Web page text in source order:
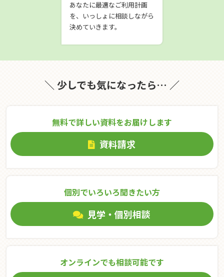
あなたに最適なご利用計画
を、いっしょに相談しながら
決めていきます。
＼ 少しでも気になったら… ／
無料で詳しい資料をお届けします
資料請求
個別でいろいろ聞きたい⽅
見学・個別相談
オンラインでも相談可能です